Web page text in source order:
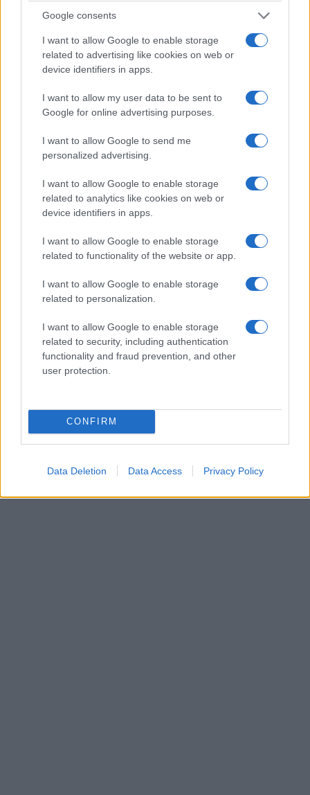
Google consents
I want to allow Google to enable storage
related to advertising like cookies on web or
device identifiers in apps.
I want to allow my user data to be sent to
Google for online advertising purposes.
I want to allow Google to send me
personalized advertising.
I want to allow Google to enable storage
related to analytics like cookies on web or
device identifiers in apps.
I want to allow Google to enable storage
related to functionality of the website or app.
I want to allow Google to enable storage
related to personalization.
I want to allow Google to enable storage
related to security, including authentication
functionality and fraud prevention, and other
user protection.
CONFIRM
Data Deletion Data Access Privacy Policy